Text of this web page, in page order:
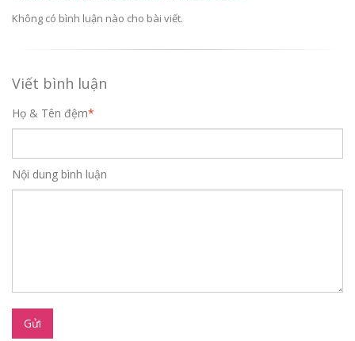
Không có bình luận nào cho bài viết.
Viết bình luận
*
Họ & Tên đệm
Nội dung bình luận
Gửi